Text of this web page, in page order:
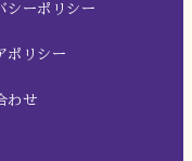
シーポリシー
ポリシー
わせ